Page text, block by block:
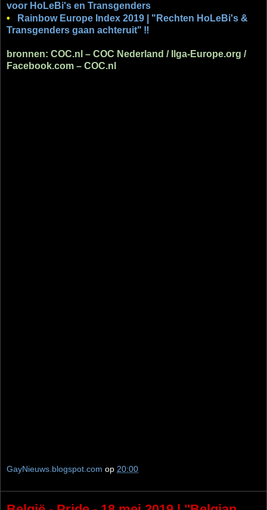
voor HoLeBi's en Transgenders
•
Rainbow Europe Index 2019 | "Rechten HoLeBi's &
Transgenders gaan achteruit" ‼
bronnen: COC.nl – COC Nederland / Ilga-Europe.org /
Facebook.com – COC.nl
GayNieuws.blogspot.com op 20:00